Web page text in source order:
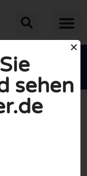
sehen